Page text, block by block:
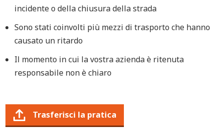
incidente o della chiusura della strada
Sono stati coinvolti più mezzi di trasporto che hanno
causato un ritardo
Il momento in cui la vostra azienda è ritenuta
responsabile non è chiaro
Trasferisci la pratica